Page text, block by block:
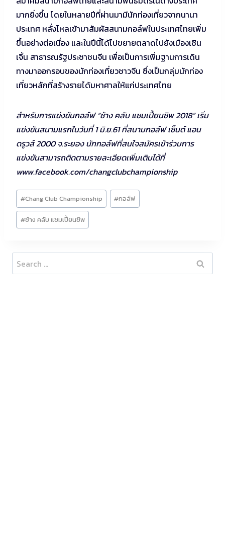
มากยิ่งขึ้น โดยในหลายปีที่ผ่านมามีนักท่องเที่ยวจากนานา
ประเทศ หลั่งไหลเข้ามาสัมผัสสนามกอล์ฟในประเทศไทยเพิ่ม
ขึ้นอย่างต่อเนื่อง และในปีนี้ได้ไปขยายตลาดไปยังเมืองเซิน
เจิ้น สาธารณรัฐประชาชนจีน เพื่อเป็นการเพิ่มฐานการเดิน
ทางมาออกรอบของนักท่องเที่ยวชาวจีน ซึ่งเป็นกลุ่มนักท่อง
เที่ยวหลักที่สร้างรายได้มหาศาลให้แก่ประเทศไทย
สำหรับการแข่งขันกอล์ฟ “ช้าง คลับ แชมเปี้ยนชิพ 2018” เริ่ม
แข่งขันสนามแรกในวันที่ 1 มิ.ย.61 ที่สนามกอล์ฟ เซ็นต์ แอน
ดรูวส์ 2000 จ.ระยอง นักกอล์ฟที่สนใจสมัครเข้าร่วมการ
แข่งขันสามารถติดตามรายละเอียดเพิ่มเติมได้ที่
www.facebook.com/changclubchampionship
Post
Tags:
#Chang Club Championship #กอล์ฟ
#ช้าง คลับ แชมเปี้ยนชิพ
Search
for: